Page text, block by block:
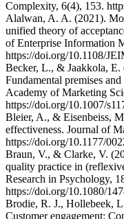
Complexity, 6(4), 153.
Alalwan, A. A. (2021).
unified theory of
of Enterprise Information
https://doi.org/10.1108/
Becker, L., & Jaakkola, E.
Fundamental premises
Academy of Marketing
https://doi.org/10.1007/
Bleier, A., & Eisenbeiss,
effectiveness. Journal of
https://doi.org/10.1177/
Braun, V., & Clarke, V.
quality practice in
Research in Psychology,
https://doi.org/10.1080/
Brodie, R. J., Hollebeek,
Customer engagement: